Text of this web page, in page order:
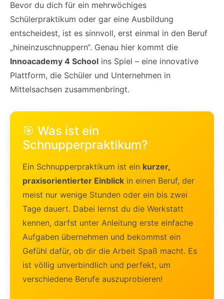
Bevor du dich für ein mehrwöchiges
Schülerpraktikum oder gar eine Ausbildung
entscheidest, ist es sinnvoll, erst einmal in den Beruf
„hineinzuschnuppern“. Genau hier kommt die
Innoacademy 4 School ins Spiel – eine innovative
Plattform, die Schüler und Unternehmen in
Mittelsachsen zusammenbringt.
🎯 Was ist ein
Schnupperpraktikum?
Ein Schnupperpraktikum ist ein kurzer,
praxisorientierter Einblick in einen Beruf, der
meist nur wenige Stunden oder ein bis zwei
Tage dauert. Dabei lernst du die Werkstatt
kennen, darfst unter Anleitung erste einfache
Aufgaben übernehmen und bekommst ein
Gefühl dafür, ob dir die Arbeit Spaß macht. Es
ist völlig unverbindlich und perfekt, um
verschiedene Berufe auszuprobieren!